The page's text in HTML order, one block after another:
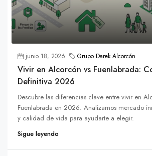
junio 18, 2026 Grupo Darek Alcorcón
Vivir en Alcorcón vs Fuenlabrada:
Definitiva 2026
Descubre las diferencias clave entre vivir en
Fuenlabrada en 2026. Analizamos mercado
y calidad de vida para ayudarte a elegir.
Sigue leyendo